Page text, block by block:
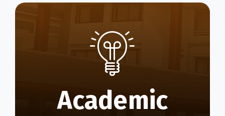
Academic